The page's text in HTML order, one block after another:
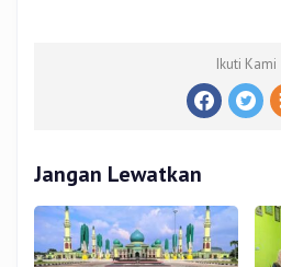
Ikuti Kami
Jangan Lewatkan